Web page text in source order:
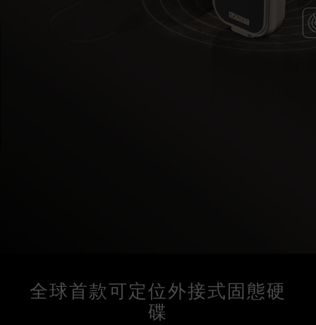
全球首款可定位外接式固態硬
碟